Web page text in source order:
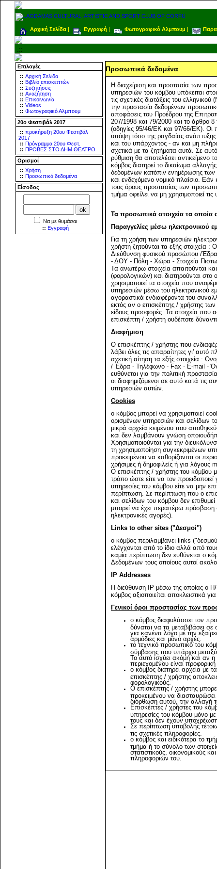
Αρχική Σελίδα | Εγγραφή | Φωτογραφικό Αλμπουμ |
.::
Επιλογές
:: Αρχική Σελίδα
:: Βιβλίο επισκεπτών
:: Συζητήσεις
:: Αναζήτηση
:: Επικοινωνία
:: Videos
:: Φωτογραφικό Αλμπουμ
20ο Φεστιβάλ 2017
:: προκήρυξη 20ου Φεστιβάλ
2017
:: Πρόγραμμα 20ου Φεστ.
:: ΠΡΟΒΕΣ ΣΤΟ ΔΗΜ ΘΕΑΤΡΟ
Ορισμοί
:: Χρήση
:: Προσωπικά δεδομένα
Είσοδος
Να με θυμάσαι
:: Εγγραφή
Προσωπικά δεδομένα
Η διαχείριση και προστασία των
υπηρεσιών του κόμβου υπόκειται
τις σχετικές διατάξεις του
την προστασία δεδομένων
αποφάσεις του Προέδρου της
207/1998 και 79/2000 και το άρθρο
(οδηγίες 95/46/ΕΚ και 97/66/ΕΚ). Οι
υπόψη τόσο της ραγδαίας ανάπτυξης
και του υπάρχοντος - αν και μη
σχετικά με τα ζητήματα αυτά. Σε
ρύθμιση θα αποτελέσει
κόμβος διατηρεί το δικαίωμα
δεδομένων κατόπιν ενημέρωσης
και ενδεχόμενο νομικό πλαίσιο.
τους όρους προστασίας των
τμήμα οφείλει να μη χρησιμοποιεί
Τα προσωπικά στοιχεία τα οποία
Παραγγελίες μέσω ηλεκτρονικού
Για τη χρήση των υπηρεσιών
χρήστη ζητούνται τα εξής στοιχεία
Διεύθυνση φυσικού προσώπου /
- ΔΟΥ - Πόλη - Χώρα - Στοιχεία
Τα ανωτέρω στοιχεία απαιτούνται
(φορολογικών) και διατηρούνται στο
χρησιμοποιεί τα στοιχεία που
υπηρεσιών μέσω του ηλεκτρονικού
αγοραστικά ενδιαφέροντα του
εκτός αν ο επισκέπτης / χρήστης των
είδους προσφορές. Τα στοιχεία που
επισκέπτη / χρήστη ουδέποτε
Διαφήμιση
Ο επισκέπτης / χρήστης που
λάβει όλες τις απαραίτητες γι'
σχετική αίτηση τα εξής στοιχεία :
/ Έδρα - Τηλέφωνο - Fax - E-mail -
ευθύνεται για την πολιτική
οι διαφημιζόμενοι σε αυτό κατά τις
υπηρεσιών αυτών.
Cookies
ο κόμβος μπορεί να χρησιμοποιεί
ορισμένων υπηρεσιών και σελίδων
μικρά αρχεία κειμένου που
και δεν λαμβάνουν γνώση
Χρησιμοποιούνται για την
τη χρησιμοποίηση συγκεκριμένων
προκειμένου να καθορίζονται οι
χρήσιμες ή δημοφιλείς ή για λόγους
Ο επισκέπτης / χρήστης του κόμβου
τρόπο ώστε είτε να τον
υπηρεσίες του κόμβου είτε να μην
περίπτωση. Σε περίπτωση που ο
και σελίδων του κόμβου δεν
μπορεί να έχει περαιτέρω πρόσβαση
ηλεκτρονικές αγορές).
Links to other sites ("Δεσμοί")
ο κόμβος περιλαμβάνει links
ελέγχονται από το ίδιο αλλά από
καμία περίπτωση δεν ευθύνεται ο
Δεδομένων τους οποίους αυτοί
IP Addresses
H διεύθυνση IP μέσω της οποίας ο
κόμβος αξιοποιείται αποκλειστικά
Γενικοί όροι προστασίας των
ο κόμβος διαφυλάσσει τον
δύναται να τα μεταβιβάσει
για κανένα λόγο με την
αρμόδιες και μόνο αρχές.
το τεχνικό προσωπικό του
σύμβασης που υπάρχει μεταξύ
Το αυτό ισχύει ακόμη και αν η
περιεχομένου είναι
ο κόμβος διατηρεί αρχεία με
επισκέπτης / χρήστης
φορολογικούς.
Ο επισκέπτης / χρήστης
προκειμένου να
διόρθωση αυτού, την αλλαγή
Επισκέπτες / χρήστες του
υπηρεσίες του κόμβου μόνο
τους και δεν έχουν
Σε περίπτωση υποβολής
τις σχετικές πληροφορίες.
ο κόμβος και ειδικότερα το
τμήμα ή το σύνολο των
στατιστικούς, οικονομικούς
πληροφοριών του.